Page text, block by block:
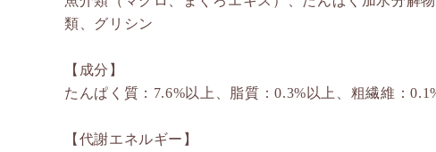
類、グリシン
【成分】
たんぱく質：7.6%以上、脂質：0.3%以上、粗繊維：
【代謝エネルギー】